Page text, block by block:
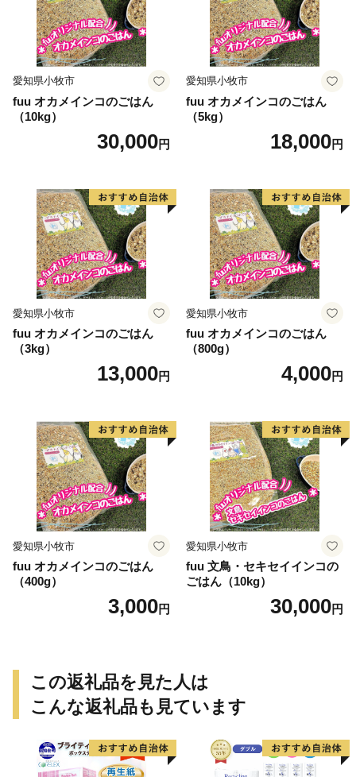
愛知県小牧市
fuu オカメインコのごはん
（10kg）
30,000円
愛知県小牧市
fuu オカメインコのごはん
（5kg）
18,000円
愛知県小牧市
fuu オカメインコのごはん
（3kg）
13,000円
愛知県小牧市
fuu オカメインコのごはん
（800g）
4,000円
愛知県小牧市
fuu オカメインコのごはん
（400g）
3,000円
愛知県小牧市
fuu 文鳥・セキセイインコの
ごはん（10kg）
30,000円
この返礼品を見た人は
こんな返礼品も見ています